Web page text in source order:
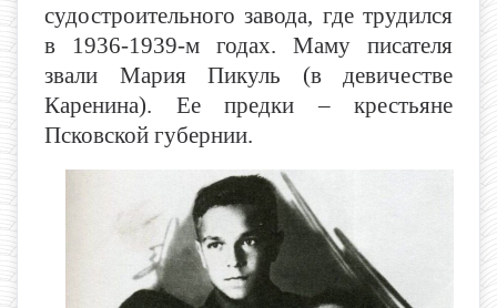
судостроительного завода, где трудился
в 1936-1939-м годах. Маму писателя
звали Мария Пикуль (в девичестве
Каренина). Ее предки – крестьяне
Псковской губернии.